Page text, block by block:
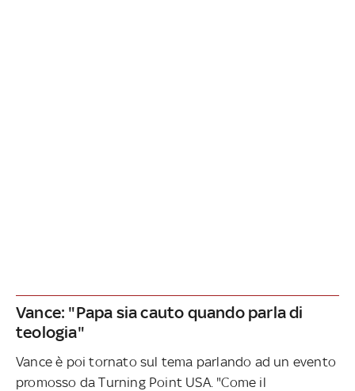
Vance: "Papa sia cauto quando parla di
teologia"
Vance è poi tornato sul tema parlando ad un evento
promosso da Turning Point USA. "Come il